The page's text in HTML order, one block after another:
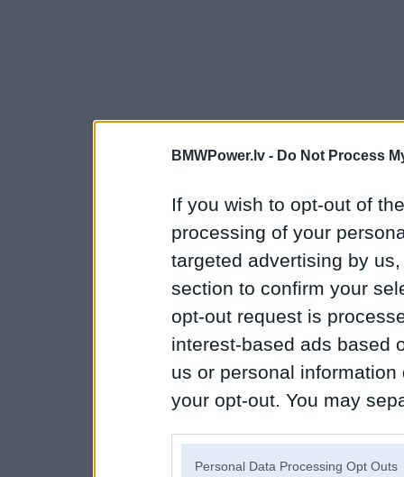
BMWPower.lv - Do Not Process
If you wish to opt-out of
processing of your
targeted advertising by
section to confirm your
opt-out request is
interest-based ads based
us or personal
your opt-out. You may
Personal Data Processing Opt Outs